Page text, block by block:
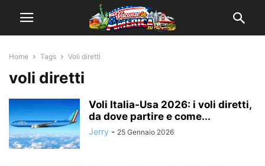
Home Tags Voli diretti
voli diretti
Voli Italia-Usa 2026: i voli diretti,
da dove partire e come...
Jerry - 25 Gennaio 2026